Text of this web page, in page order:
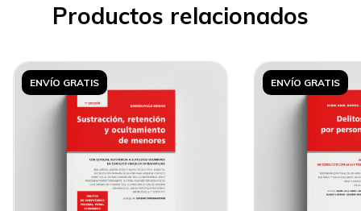
Productos relacionados
ENVÍO GRATIS ENVÍO GRATIS